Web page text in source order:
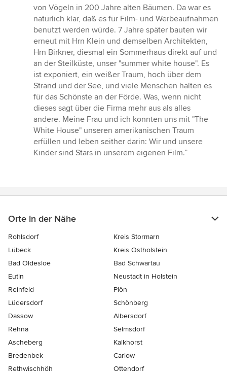
von Vögeln in 200 Jahre alten Bäumen. Da war es
natürlich klar, daß es für Film- und Werbeaufnahmen
benutzt werden würde. 7 Jahre später bauten wir
erneut mit Hrn Klein und demselben Architekten,
Hrn Birkner, diesmal ein Sommerhaus direkt auf und
an der Steilküste, unser "summer white house". Es
ist exponiert, ein weißer Traum, hoch über dem
Strand und der See, und viele Menschen halten es
für das Schönste an der Förde. Was, wenn nicht
dieses sagt über die Firma mehr aus als alles
andere. Meine Frau und ich konnten uns mit "The
White House" unseren amerikanischen Traum
erfüllen und leben seither darin: Wir und unsere
Kinder sind Stars in unserem eigenen Film.”
Orte in der Nähe
Rohlsdorf
Kreis Stormarn
Lübeck
Kreis Ostholstein
Bad Oldesloe
Bad Schwartau
Eutin
Neustadt in Holstein
Reinfeld
Plön
Lüdersdorf
Schönberg
Dassow
Albersdorf
Rehna
Selmsdorf
Ascheberg
Kalkhorst
Bredenbek
Carlow
Rethwischhöh
Ottendorf